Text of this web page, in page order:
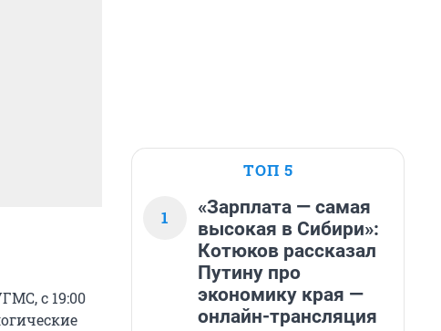
с 19:00
ТОП 5
1
«Зарплата — самая
высокая в Сибири»:
Котюков рассказал
Путину про
экономику края —
онлайн-трансляция